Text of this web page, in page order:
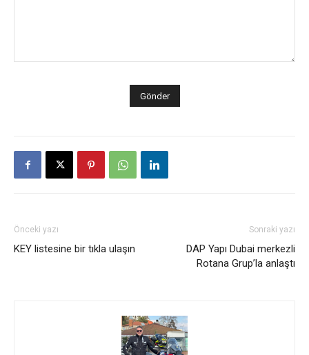
Önceki yazı
KEY listesine bir tıkla ulaşın
Sonraki yazı
DAP Yapı Dubai merkezli
Rotana Grup’la anlaştı